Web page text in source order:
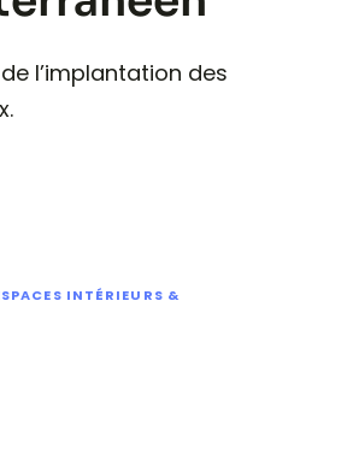
l’implantation des
INTÉRIEURS &